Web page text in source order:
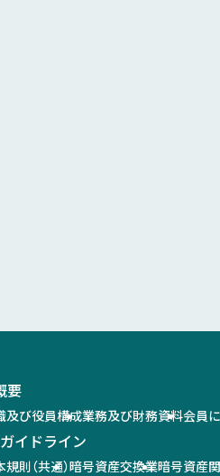
要
及び役員構成業務及び財務資料会員
ガイドライン
則（共通）暗号資産交換業暗号資産